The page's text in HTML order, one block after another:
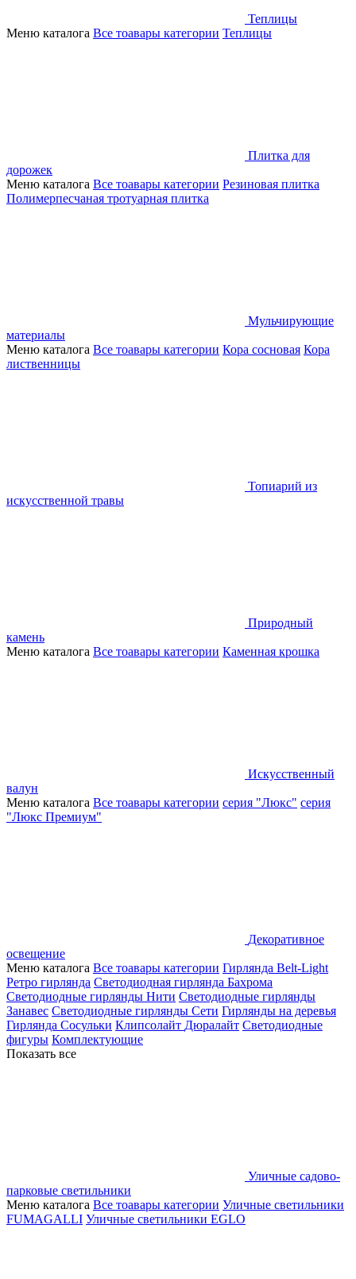
Теплицы
Меню каталога Все тоавары категории Теплицы
Плитка для
дорожек
Меню каталога Все тоавары категории Резиновая плитка
Полимерпесчаная тротуарная плитка
Мульчирующие
материалы
Меню каталога Все тоавары категории Кора сосновая Кора
лиственницы
Топиарий из
искусственной травы
Природный
камень
Меню каталога Все тоавары категории Каменная крошка
Искусственный
валун
Меню каталога Все тоавары категории серия "Люкс" серия
"Люкс Премиум"
Декоративное
освещение
Меню каталога Все тоавары категории Гирлянда Belt-Light
Ретро гирлянда Светодиодная гирлянда Бахрома
Светодиодные гирлянды Нити Светодиодные гирлянды
Занавес Светодиодные гирлянды Сети Гирлянды на деревья
Гирлянда Сосульки Клипсолайт Дюралайт Светодиодные
фигуры Комплектующие
Показать все
Уличные садово-
парковые светильники
Меню каталога Все тоавары категории Уличные светильники
FUMAGALLI Уличные светильники EGLO